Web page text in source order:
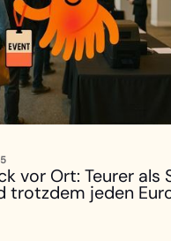
vor Ort: Teurer als
trotzdem jeden